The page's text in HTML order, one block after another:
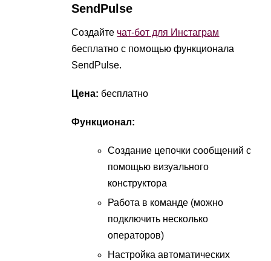
SendPulse
Создайте чат-бот для Инстаграм
бесплатно с помощью функционала
SendPulse.
Цена: бесплатно
Функционал:
Создание цепочки сообщений с
помощью визуального
конструктора
Работа в команде (можно
подключить несколько
операторов)
Настройка автоматических